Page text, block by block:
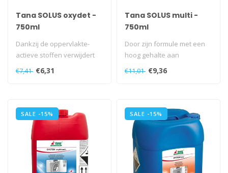
Tana SOLUS oxydet -
750ml
Dankzij de oppervlakte-
actieve stoffen verwijdert
SOLUS oxydet op een
€7,41 €6,31
Tana SOLUS multi -
750ml
Door zijn formule met een
hoog gehalte aan
oppervlakte-actieve
€11,01 €9,36
SALE -15% SALE -15%